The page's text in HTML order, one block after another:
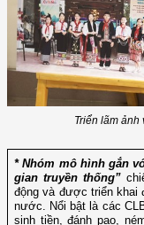
Triển lãm ảnh
* Nhóm mô hình gắn
gian truyền thống”
động và được triển khai
nước. Nổi bật là các
sinh tiền, đánh pao,